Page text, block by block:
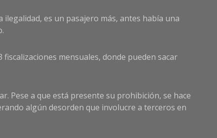
es un pasajero más, antes había una
mensuales, donde pueden sacar
Pese a que está presente su prohibición, se hace
algún desorden que involucre a terceros en